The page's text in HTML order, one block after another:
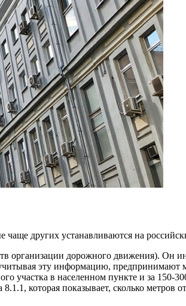
чаще других устанавливаются на
организации дорожного движения). Он
эту информацию,
участка в населенном пункте и за 150-
которая показывает, сколько метров